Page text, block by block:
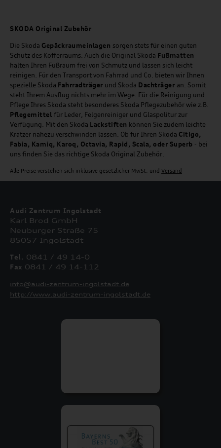
SKODA Original Zubehör
Die Skoda Gepäckraumeinlagen sorgen stets für einen guten
Schutz des Kofferraums. Auch die Original Skoda Fußmatten
halten Ihren Fußraum frei von Schmutz und lassen sich leicht
reinigen. Für den Transport von Fahrrad und Co. bieten wir Ihnen
spezielle Skoda Fahrradträger und Skoda Dachträger an. Somit
steht Ihrem Ausflug nichts mehr im Wege. Für die Reinigung und
Pflege Ihres Skoda steht besonderes Skoda Pflegezubehör wie z.B.
Pflegemittel für Leder, Felgenreiniger und Glaspolitur zur
Verfügung. Mit den Skoda Lackstiften können Sie zudem leichte
Kratzer nahezu verschwinden lassen. Ob für Ihren Skoda Citigo,
Fabia, Kamiq, Karoq, Octavia, Rapid, Scala, oder Superb - bei
uns finden Sie das richtige Skoda Original Zubehör.
Alle Preise verstehen sich inklusive gesetzlicher MwSt. und Versand
Audi Zentrum Ingolstadt
Karl Brod GmbH
Neuburger Straße 75
85057 Ingolstadt
Tel. 0841 / 49 14-0
Fax 0841 / 49 14-112
info@audi-zentrum-ingolstadt.de
http://www.audi-zentrum-ingolstadt.de